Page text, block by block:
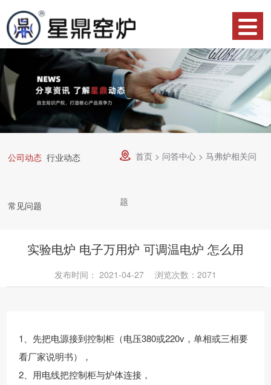
站
首
页
产
品
中
心
关
于
星
合
作
荣
质
中
务
技
持
我
流
公司动态 行业动态
常见问题
 首页 > 问答中心 >马弗炉相关问
题
实验电炉 电子万用炉 可调温电炉 怎么用
发布时间： 2021-04-27 浏览次数：2071
1、先把电源接到控制柜（电压380或220v，单相或三相要
看厂家说明书），
2、用电线把控制柜与炉体连接，